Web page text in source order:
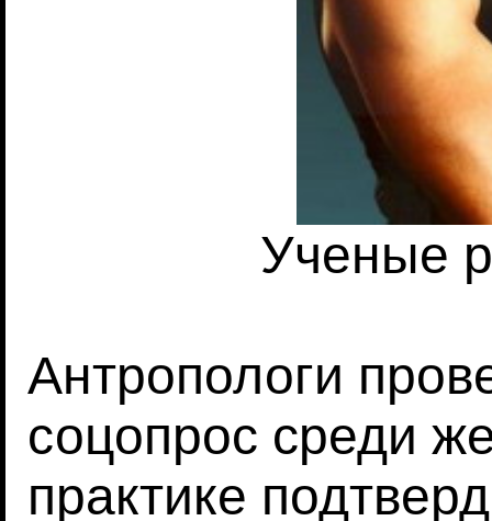
Ученые
Антропологи
соцопрос среди
практике